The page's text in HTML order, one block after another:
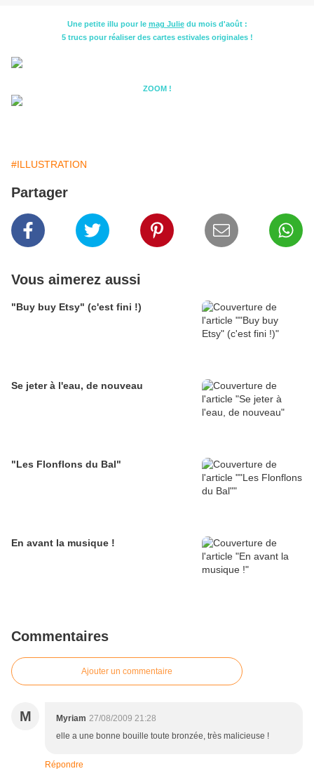
Une petite illu pour le mag Juliedu mois d'août :
5 trucs pour réaliser des cartes estivales originales !
ZOOM !
#ILLUSTRATION
Partager
Vous aimerez aussi
"Buy buy Etsy" (c'est fini !)
Se jeter à l'eau, de nouveau
"Les Flonflons du Bal"
En avant la musique !
Commentaires
Ajouter un commentaire
M Myriam 27/08/2009 21:28
elle a une bonne bouille toute bronzée, très malicieuse !
Répondre